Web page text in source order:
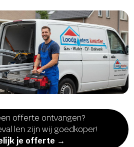
offerte ontvangen?
zijn wij goedkoper!
je offerte →